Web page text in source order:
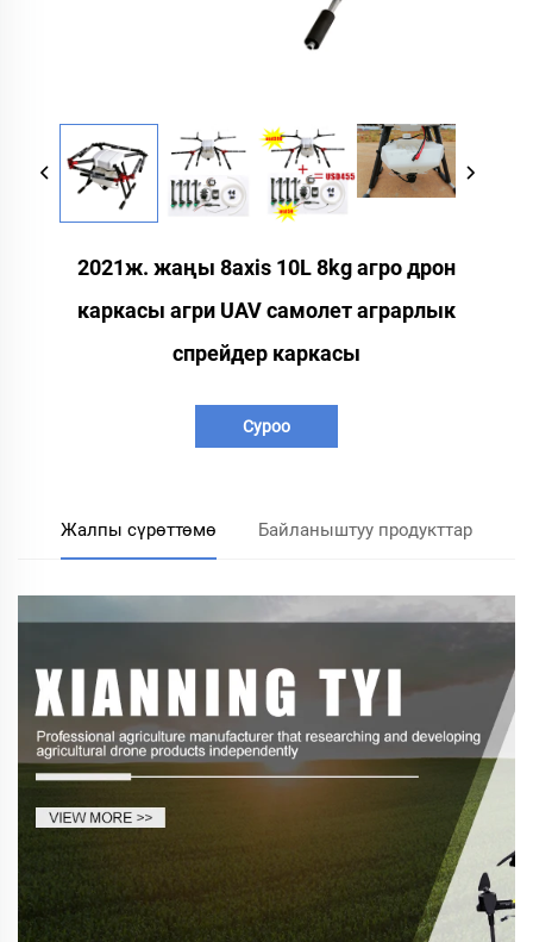
2021ж. жаңы 8axis 10L 8kg агро дрон
каркасы агри UAV самолет аграрлык
спрейдер каркасы
Суроо
Жалпы сүрөттөмө Байланыштуу продукттар